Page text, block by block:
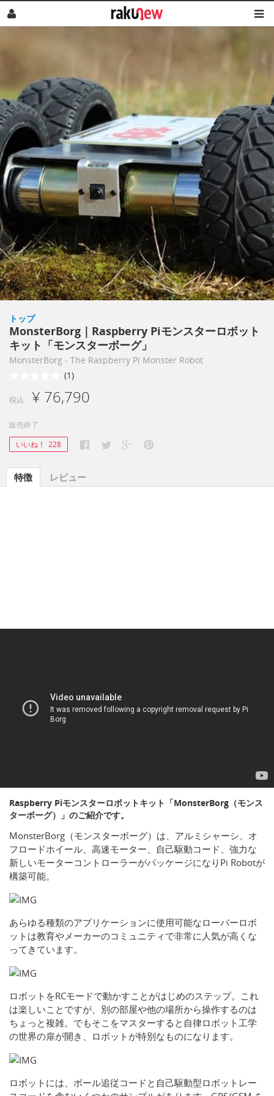
トップ
MonsterBorg｜Raspberry Piモンスターロボット
キット「モンスターボーグ」
MonsterBorg - The Raspberry Pi Monster Robot
(1)
税込 ¥ 76,790
販売終了
いいね！ 228
特徴 レビュー
Raspberry Piモンスターロボットキット「MonsterBorg（モンス
ターボーグ）」のご紹介です。
MonsterBorg（モンスターボーグ）は、アルミシャーシ、オ
フロードホイール、高速モーター、自己駆動コード、強力な
新しいモーターコントローラーがパッケージになりPi Robotが
構築可能。
あらゆる種類のアプリケーションに使用可能なローバーロボ
ットは教育やメーカーのコミュニティで非常に人気が高くな
ってきています。
ロボットをRCモードで動かすことがはじめのステップ。これ
は楽しいことですが、別の部屋や他の場所から操作するのは
ちょっと複雑。でもそこをマスターすると自律ロボット工学
の世界の扉が開き、ロボットが特別なものになります。
ロボットには、ボール追従コードと自己駆動型ロボットレー